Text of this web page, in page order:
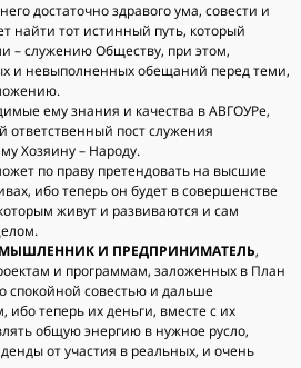
достаточно здравого ума, совести и
найти тот истинный путь, который
– служению Обществу, при этом,
и невыполненных обещаний перед теми,
ему знания и качества в АВГОУРе,
ответственный пост служения
Хозяину – Народу.
по праву претендовать на высшие
ибо теперь он будет в совершенстве
живут и развиваются и сам
И ПРЕДПРИНИМАТЕЛЬ,
и программам, заложенных в План
спокойной совестью и дальше
теперь их деньги, вместе с их
общую энергию в нужное русло,
от участия в реальных, и очень